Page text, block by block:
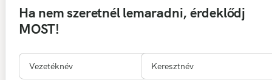
Ha nem szeretnél lemaradni, érdeklődj
MOST!